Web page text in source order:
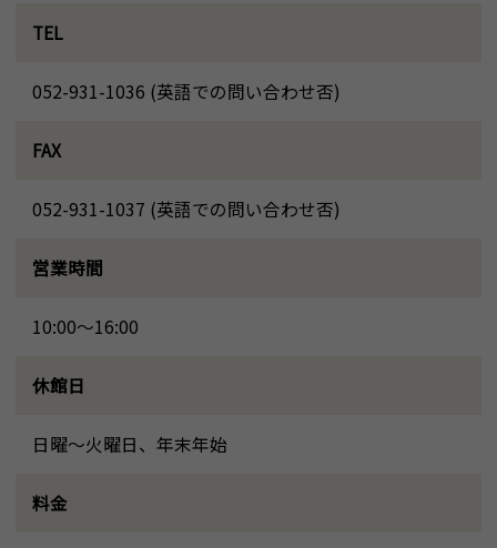
TEL
052-931-1036 (英語での問い合わせ否)
FAX
052-931-1037 (英語での問い合わせ否)
営業時間
10:00～16:00
休館日
日曜～火曜日、年末年始
料金